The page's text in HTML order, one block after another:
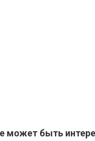
может быть